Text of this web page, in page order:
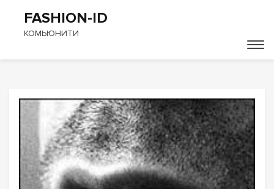
FASHION-ID
КОМЬЮНИТИ